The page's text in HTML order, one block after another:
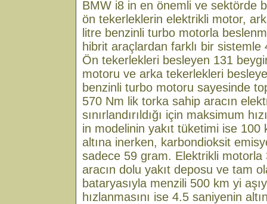
BMW i8 in en önemli ve sektörde
ön tekerleklerin elektrikli motor,
litre benzinli turbo motorla
hibrit araçlardan farklı bir
Ön tekerlekleri besleyen 131
motoru ve arka tekerlekleri
benzinli turbo motoru sayesinde
570 Nm lik torka sahip aracın
sınırlandırıldığı için maksimum
in modelinin yakıt tüketimi ise
altına inerken, karbondioksit
sadece 59 gram. Elektrikli motorla
aracın dolu yakıt deposu ve tam
bataryasıyla menzili 500 km yi
hızlanmasını ise 4.5 saniyenin